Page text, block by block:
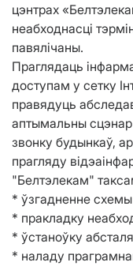
цэнтрах
неабходнасці
павялічаны.
Праглядаць
доступам у сетку
правядуць
аптымальны сцэнар
звонку будынкаў,
прагляду
"Белтэлекам"
* ўзгадненне
* пракладку
* ўстаноўку
* наладу